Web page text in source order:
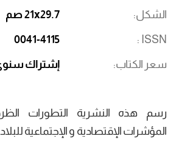
الشكل 21x29.7 صم
ISSN
0041-4115
سعر الكتاب إشتراك سنوي :
رسم هذه النشرية التطورات
المؤشرات الإقتصادية و الإجتماعية